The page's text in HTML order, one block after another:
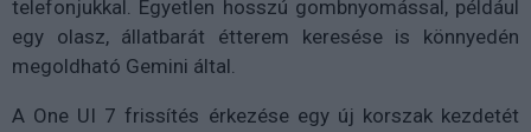
telefonjukkal. Egyetlen hosszú gombnyomással, például
egy olasz, állatbarát étterem keresése is könnyedén
megoldható Gemini által.
A One UI 7 frissítés érkezése egy új korszak kezdetét